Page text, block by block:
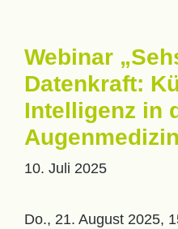
Webinar
Datenkraft:
Intelligenz in
10. Juli 2025
Do., 21. August 2025,